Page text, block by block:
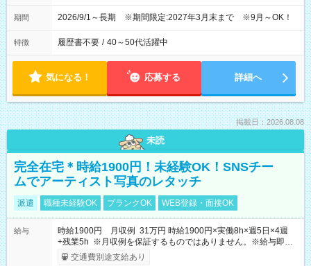
期間 2026/9/1～長期 ※期間限定:2027年3月末まで ※9月～OK！
特徴 履歴書不要 / 40～50代活躍中
気になる！ 応募する 詳細へ
掲載日：2026.08.08
未読
完全在宅＊時給1900円！未経験OK！SNSチー
ムでアーティスト写真のレタッチ
派遣 職種未経験OK ブランクOK WEB登録・面接OK
給与
時給1900円 月収例 31万円 時給1900円×実働8h×週5日×4週
+残業5h ※月収例を保証するものではありません。※給与即受
取りサービス利用可（利用条件有）
交通費別途支給あり